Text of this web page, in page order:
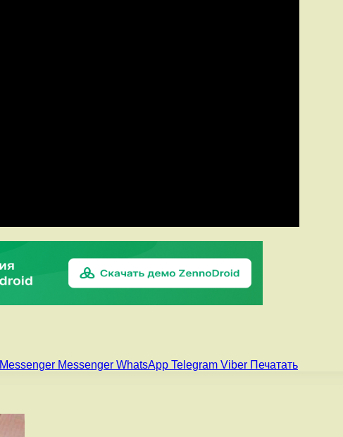
Messenger Messenger WhatsApp Telegram Viber Печатать